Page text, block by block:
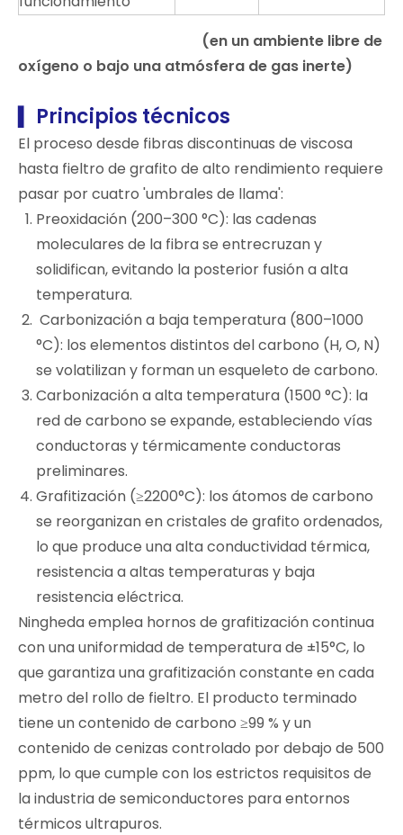
(en un ambiente libre de
oxígeno o bajo una atmósfera de gas inerte)
Principios técnicos
El proceso desde fibras discontinuas de viscosa
hasta fieltro de grafito de alto rendimiento requiere
pasar por cuatro 'umbrales de llama':
Preoxidación (200–300 °C): las cadenas
moleculares de la fibra se entrecruzan y
solidifican, evitando la posterior fusión a alta
temperatura.
Carbonización a baja temperatura (800–1000
°C): los elementos distintos del carbono (H, O, N)
se volatilizan y forman un esqueleto de carbono.
Carbonización a alta temperatura (1500 °C): la
red de carbono se expande, estableciendo vías
conductoras y térmicamente conductoras
preliminares.
Grafitización (≥2200°C): los átomos de carbono
se reorganizan en cristales de grafito ordenados,
lo que produce una alta conductividad térmica,
resistencia a altas temperaturas y baja
resistencia eléctrica.
Ningheda emplea hornos de grafitización continua
con una uniformidad de temperatura de ±15°C, lo
que garantiza una grafitización constante en cada
metro del rollo de fieltro. El producto terminado
tiene un contenido de carbono ≥99 % y un
contenido de cenizas controlado por debajo de 500
ppm, lo que cumple con los estrictos requisitos de
la industria de semiconductores para entornos
térmicos ultrapuros.